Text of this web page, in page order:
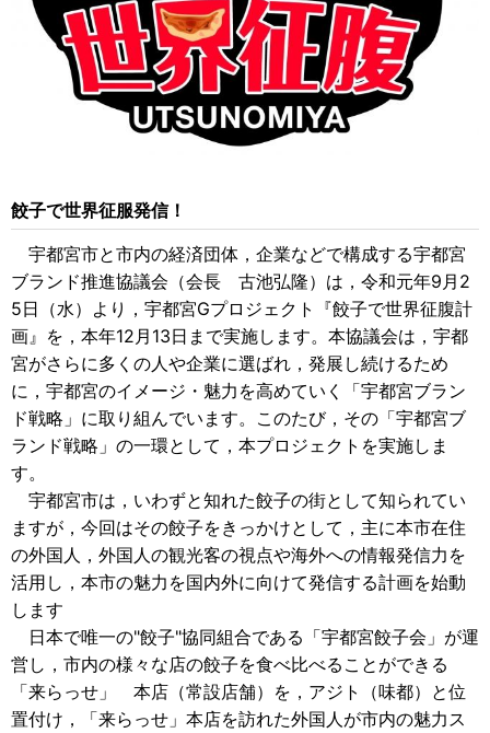
餃子で世界征服発信！
宇都宮市と市内の経済団体，企業などで構成する宇都宮
ブランド推進協議会（会長 古池弘隆）は，令和元年9月2
5日（水）より，宇都宮Gプロジェクト『餃子で世界征腹計
画』を，本年12月13日まで実施します。本協議会は，宇都
宮がさらに多くの人や企業に選ばれ，発展し続けるため
に，宇都宮のイメージ・魅力を高めていく「宇都宮ブラン
ド戦略」に取り組んでいます。このたび，その「宇都宮ブ
ランド戦略」の一環として，本プロジェクトを実施しま
す。
宇都宮市は，いわずと知れた餃子の街として知られてい
ますが，今回はその餃子をきっかけとして，主に本市在住
の外国人，外国人の観光客の視点や海外への情報発信力を
活用し，本市の魅力を国内外に向けて発信する計画を始動
します
日本で唯一の"餃子"協同組合である「宇都宮餃子会」が運
営し，市内の様々な店の餃子を食べ比べることができる
「来らっせ」 本店（常設店舗）を，アジト（味都）と位
置付け，「来らっせ」本店を訪れた外国人が市内の魅力ス